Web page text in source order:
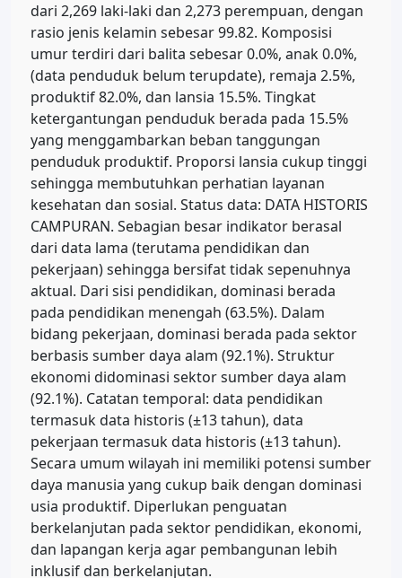
dari 2,269 laki-laki dan 2,273 perempuan, dengan
rasio jenis kelamin sebesar 99.82. Komposisi
umur terdiri dari balita sebesar 0.0%, anak 0.0%,
(data penduduk belum terupdate), remaja 2.5%,
produktif 82.0%, dan lansia 15.5%. Tingkat
ketergantungan penduduk berada pada 15.5%
yang menggambarkan beban tanggungan
penduduk produktif. Proporsi lansia cukup tinggi
sehingga membutuhkan perhatian layanan
kesehatan dan sosial. Status data: DATA HISTORIS
CAMPURAN. Sebagian besar indikator berasal
dari data lama (terutama pendidikan dan
pekerjaan) sehingga bersifat tidak sepenuhnya
aktual. Dari sisi pendidikan, dominasi berada
pada pendidikan menengah (63.5%). Dalam
bidang pekerjaan, dominasi berada pada sektor
berbasis sumber daya alam (92.1%). Struktur
ekonomi didominasi sektor sumber daya alam
(92.1%). Catatan temporal: data pendidikan
termasuk data historis (±13 tahun), data
pekerjaan termasuk data historis (±13 tahun).
Secara umum wilayah ini memiliki potensi sumber
daya manusia yang cukup baik dengan dominasi
usia produktif. Diperlukan penguatan
berkelanjutan pada sektor pendidikan, ekonomi,
dan lapangan kerja agar pembangunan lebih
inklusif dan berkelanjutan.